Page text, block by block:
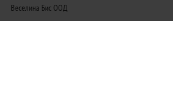
Веселина Бис ООД